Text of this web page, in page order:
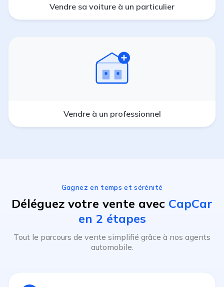
Vendre sa voiture à un particulier
Vendre à un professionnel
Gagnez en temps et sérénité
Déléguez votre vente avec CapCar
en 2 étapes
Tout le parcours de vente simplifié grâce à nos agents
automobile.